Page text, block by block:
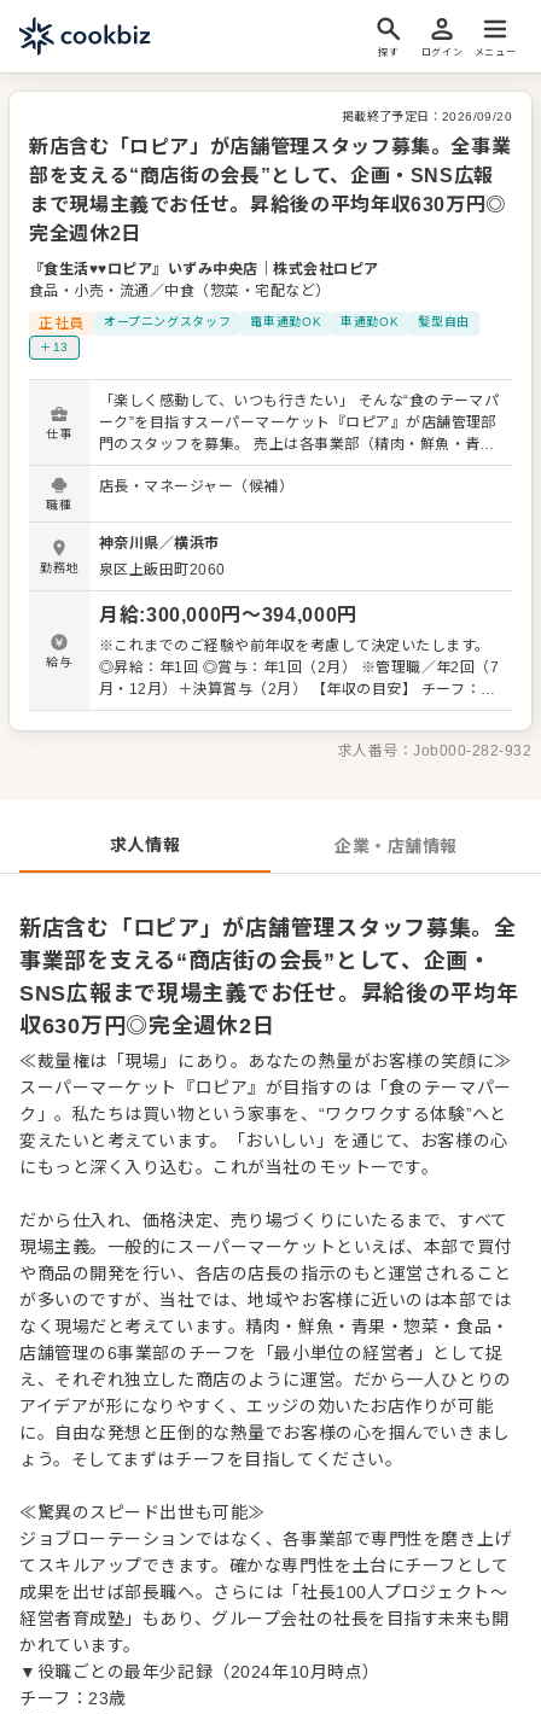
探す ログイン メニュー
掲載終了予定日： 2026/09/20
新店含む「ロピア」が店舗管理スタッフ募集。全事業
部を支える“商店街の会長”として、企画・SNS広報
まで現場主義でお任せ。昇給後の平均年収630万円◎
完全週休2日
『食生活♥♥ロピア』いずみ中央店 ｜株式会社ロピア
食品・小売・流通／中食（惣菜・宅配など）
正社員
オープニングスタッフ 電車通勤OK 車通勤OK
髪型自由
＋13
仕事
「楽しく感動して、いつも行きたい」 そんな“食のテーマパ
ーク”を目指すスーパーマーケット『ロピア』が店舗管理部
門のスタッフを募集。 売上は各事業部（精肉・鮮魚・青
果・惣菜・食品部門）毎にマネジメントしていますので、
店舗管理部門の仕事としては、全事業部を横串で通す労
の仕事が中心となります。 レジやお客様の対応、スタッフ
教育、文化の浸透のほか、店舗での定期的なイベント企画
やSNSでの情報発信などをお任せします。 「縁の下の力持
ちが向いている」 「広報に興味がある」 という方はぜひ。
経験のある方は、さらに店舗を盛り上げる旗振り役として
◎店全体の文化をつくるファシリテーター ◎お客様のご要
望を価値に変えるカスタマーサクセス ◎イベントやSNS
で“ロープライスのユートピア”体験を演出するプロデューサ
境で勝負したい」 「本部の方針に縛られず、商売人として
成長したい」という方との出会いを待ってます。 自らファ
・店舗づくりや売り場のサポート ・販売戦略 ・人材教育・
社内ルールや文化の浸透など
職種
店長・マネージャー（候補）
勤務地
神奈川県／横浜市
泉区上飯田町2060
給与
月給:300,000円〜394,000円
※これまでのご経験や前年収を考慮して決定いたします。
◎昇給：年1回 ◎賞与：年1回（2月） ※管理職／年2回（7
月・12月）＋決算賞与（2月） 【年収の目安】 チーフ：平
均630万円 ※チーフ以上：700万円以上（平均年齢32歳）
※試用期間3ヶ月あり（期間中、条件変更なし） ※固定残
業代35時間分61,000円～80,300円を支給。超過分は別途支
求人番号：Job000-282-932
求人情報 企業・店舗情報
新店含む「ロピア」が店舗管理スタッフ募集。全
事業部を支える“商店街の会長”として、企画・
SNS広報まで現場主義でお任せ。昇給後の平均年
収630万円◎完全週休2日
≪裁量権は「現場」にあり。あなたの熱量がお客様の笑顔に≫
スーパーマーケット『ロピア』が目指すのは「食のテーマパー
ク」。私たちは買い物という家事を、“ワクワクする体験”へと
変えたいと考えています。「おいしい」を通じて、お客様の心
にもっと深く入り込む。これが当社のモットーです。
だから仕入れ、価格決定、売り場づくりにいたるまで、すべて
現場主義。一般的にスーパーマーケットといえば、本部で買付
や商品の開発を行い、各店の店長の指示のもと運営されること
が多いのですが、当社では、地域やお客様に近いのは本部では
なく現場だと考えています。精肉・鮮魚・青果・惣菜・食品・
店舗管理の6事業部のチーフを「最小単位の経営者」として捉
え、それぞれ独立した商店のように運営。だから一人ひとりの
アイデアが形になりやすく、エッジの効いたお店作りが可能
に。自由な発想と圧倒的な熱量でお客様の心を掴んでいきまし
ょう。そしてまずはチーフを目指してください。
≪驚異のスピード出世も可能≫
ジョブローテーションではなく、各事業部で専門性を磨き上げ
てスキルアップできます。確かな専門性を土台にチーフとして
成果を出せば部長職へ。さらには「社長100人プロジェクト～
経営者育成塾」もあり、グループ会社の社長を目指す未来も開
かれています。
▼役職ごとの最年少記録（2024年10月時点）
チーフ：23歳